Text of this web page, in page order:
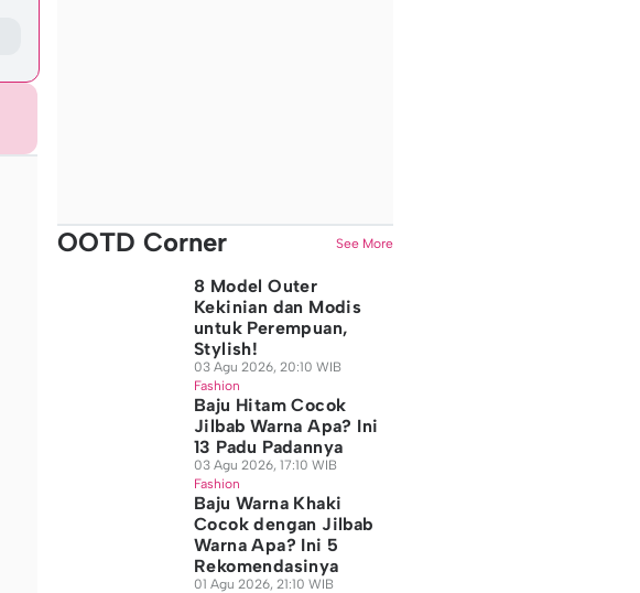
OOTD Corner See More
8 Model Outer
Kekinian dan Modis
untuk Perempuan,
Stylish!
03 Agu 2026, 20:10 WIB
Fashion
Baju Hitam Cocok
Jilbab Warna Apa? Ini
13 Padu Padannya
03 Agu 2026, 17:10 WIB
Fashion
Baju Warna Khaki
Cocok dengan Jilbab
Warna Apa? Ini 5
Rekomendasinya
01 Agu 2026, 21:10 WIB